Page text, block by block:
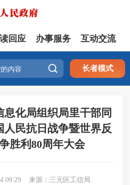
回应 办事服务 互动交流
 长者模式
化局组织局里干部同
人民抗日战争暨世界反
胜利80周年大会
09:29 来源：三元区工信局